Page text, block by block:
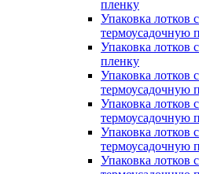
пленку
Упаковка лотков
термоусадочную
Упаковка лотков
пленку
Упаковка лотков
термоусадочную
Упаковка лотков
термоусадочную
Упаковка лотков
термоусадочную
Упаковка лотков